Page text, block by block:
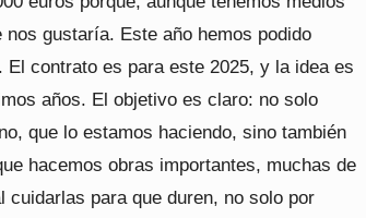
gustaría. Este año hemos podido
contrato es para este 2025, y la idea es
años. El objetivo es claro: no solo
que lo estamos haciendo, sino también
hacemos obras importantes, muchas de
para que duren, no solo por